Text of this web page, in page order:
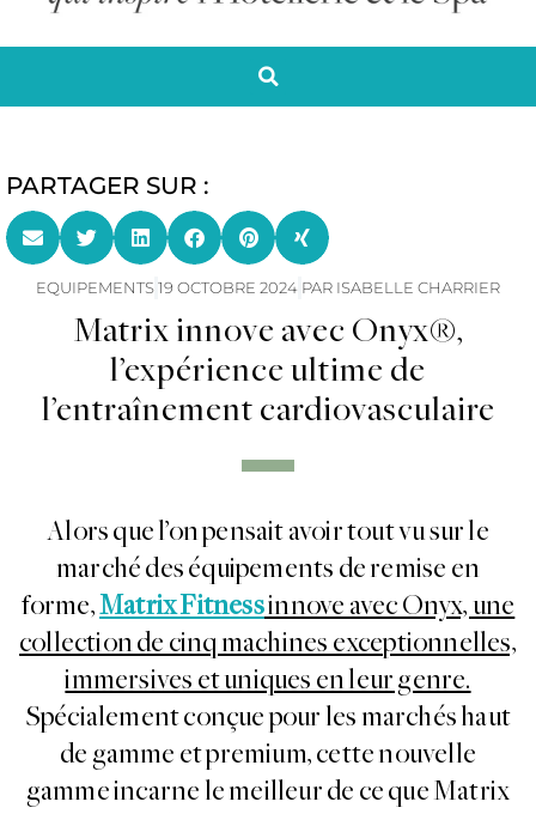
PARTAGER SUR :
EQUIPEMENTS19 OCTOBRE 2024 PAR ISABELLE CHARRIER
Matrix innove avec Onyx®,
l’expérience ultime de
l’entraînement cardiovasculaire
Alors que l’on pensait avoir tout vu sur le
marché des équipements de remise en
forme,Matrix Fitnessinnove avec Onyx, une
collection de cinq machines exceptionnelles,
immersives et uniques en leur genre.
Spécialement conçue pour les marchés haut
de gamme et premium, cette nouvelle
gamme incarne le meilleur de ce que Matrix